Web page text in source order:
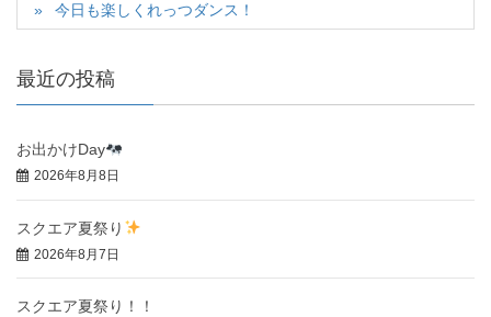
今日も楽しくれっつダンス！
最近の投稿
お出かけDay
2026年8月8日
スクエア夏祭り
2026年8月7日
スクエア夏祭り！！